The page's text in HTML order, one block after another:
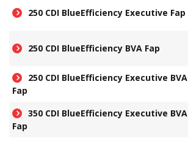
250 CDI BlueEfficiency Executive Fap
250 CDI BlueEfficiency BVA Fap
250 CDI BlueEfficiency Executive BVA
Fap
350 CDI BlueEfficiency Executive BVA
Fap